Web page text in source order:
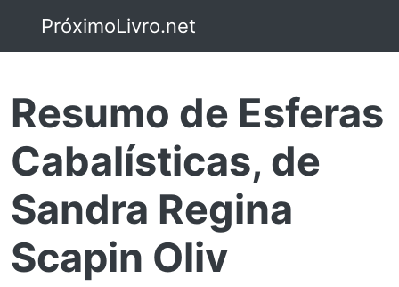
PróximoLivro.net
Resumo de Esferas
Cabalísticas, de
Sandra Regina
Scapin Oliv